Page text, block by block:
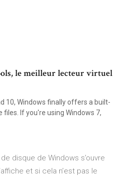
le meilleur lecteur virtuel
10, Windows finally offers a built-
If you're using Windows 7,
disque de Windows s’ouvre
et si cela n’est pas le